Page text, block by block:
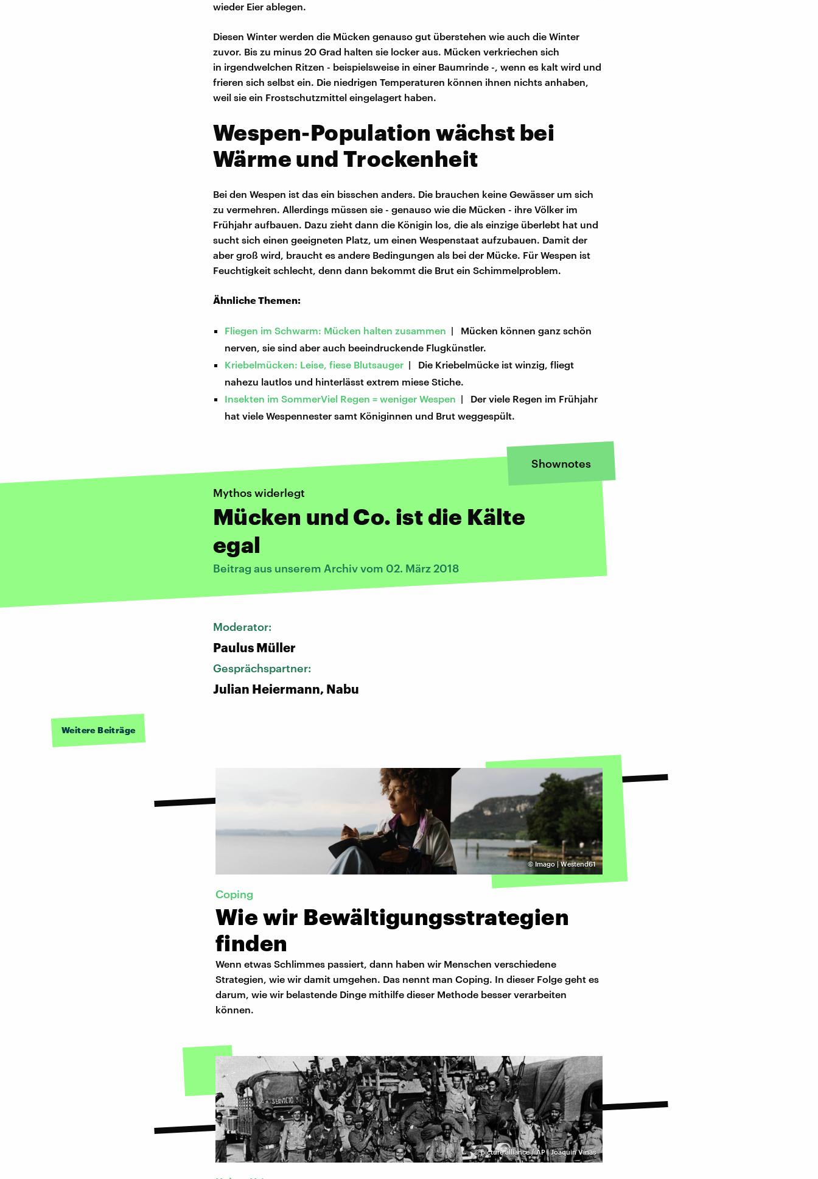
wieder Eier ablegen.
Diesen Winter werden die Mücken genauso gut überstehen wie auch die Winter
zuvor. Bis zu minus 20 Grad halten sie locker aus. Mücken verkriechen sich
in irgendwelchen Ritzen - beispielsweise in einer Baumrinde -, wenn es kalt wird und
frieren sich selbst ein. Die niedrigen Temperaturen können ihnen nichts anhaben,
weil sie ein Frostschutzmittel eingelagert haben.
Wespen-Population wächst bei
Wärme und Trockenheit
Bei den Wespen ist das ein bisschen anders. Die brauchen keine Gewässer um sich
zu vermehren. Allerdings müssen sie - genauso wie die Mücken - ihre Völker im
Frühjahr aufbauen. Dazu zieht dann die Königin los, die als einzige überlebt hat und
sucht sich einen geeigneten Platz, um einen Wespenstaat aufzubauen. Damit der
aber groß wird, braucht es andere Bedingungen als bei der Mücke. Für Wespen ist
Feuchtigkeit schlecht, denn dann bekommt die Brut ein Schimmelproblem.
Ähnliche Themen:
Fliegen im Schwarm: Mücken halten zusammen | Mücken können ganz schön
nerven, sie sind aber auch beeindruckende Flugkünstler.
Kriebelmücken: Leise, fiese Blutsauger | Die Kriebelmücke ist winzig, fliegt
nahezu lautlos und hinterlässt extrem miese Stiche.
Insekten im SommerViel Regen = weniger Wespen | Der viele Regen im Frühjahr
hat viele Wespennester samt Königinnen und Brut weggespült.
Shownotes
Mythos widerlegt
Mücken und Co. ist die Kälte
egal
Beitrag aus unserem Archiv vom 02. März 2018
Moderator:
Paulus Müller
Gesprächspartner:
Julian Heiermann, Nabu
Weitere Beiträge
© Imago | Westend61
Coping
Wie wir Bewältigungsstrategien
finden
Wenn etwas Schlimmes passiert, dann haben wir Menschen verschiedene
Strategien, wie wir damit umgehen. Das nennt man Coping. In dieser Folge geht es
darum, wie wir belastende Dinge mithilfe dieser Methode besser verarbeiten
können.
©picture alliance / AP | Joaquin Vinas